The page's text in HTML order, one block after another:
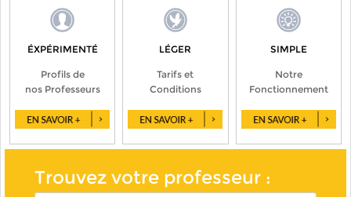
ÉXPÉRIMENTÉ
Profils de
nos Professeurs
LÉGER
Tarifs et
Conditions
SIMPLE
Notre
Fonctionnement
Trouvez votre professeur :